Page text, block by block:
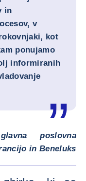
in
v
kot
ponujamo
informiranih
poslovna
in Beneluks